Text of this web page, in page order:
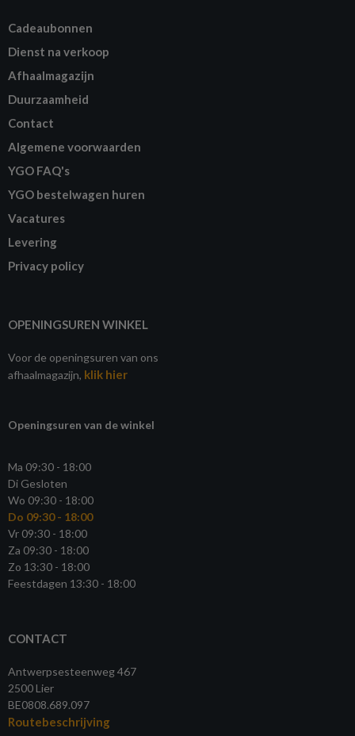
Cadeaubonnen
Dienst na verkoop
Afhaalmagazijn
Duurzaamheid
Contact
Algemene voorwaarden
YGO FAQ's
YGO bestelwagen huren
Vacatures
Levering
Privacy policy
OPENINGSUREN WINKEL
Voor de openingsuren van ons
afhaalmagazijn, klik hier
Openingsuren van de winkel
Ma 09:30 - 18:00
Di Gesloten
Wo 09:30 - 18:00
Do 09:30 - 18:00
Vr 09:30 - 18:00
Za 09:30 - 18:00
Zo 13:30 - 18:00
Feestdagen 13:30 - 18:00
CONTACT
Antwerpsesteenweg 467
2500 Lier
BE0808.689.097
Routebeschrijving